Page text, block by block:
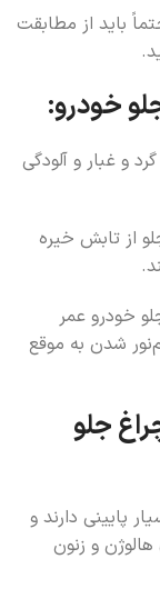
باید از مطابقت
خودرو:
و غبار و آلودگی
از تابش خیره
خودرو عمر
شدن به موقع
جلو
پایینی دارند و
و زنون